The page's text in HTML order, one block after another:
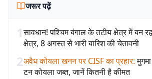
जरूर पढ़ें
1सावधान! पश्चिम बंगाल के तटीय क्षेत्र में बन
क्षेत्र, 8 अगस्त से भारी बारिश की चेतावनी
2अवैध कोयला खनन पर CISF का प्रहार:
टन कोयला जब्त, जानें कितनी है कीमत